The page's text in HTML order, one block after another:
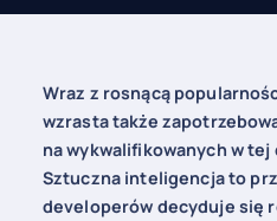
Wraz z rosnącą
wzrasta także
na wykwalifikowanych w
Sztuczna inteligencja to
developerów decyduje się